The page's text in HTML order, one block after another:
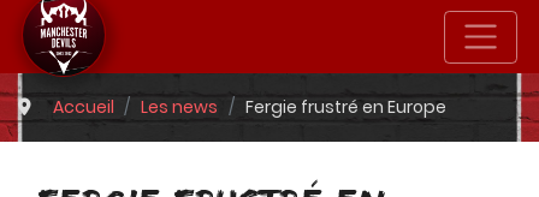
Accueil Les news Fergie frustré en Europe